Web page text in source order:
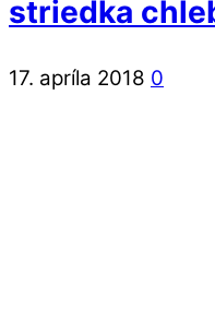
striedka
17. apríla 2018 0